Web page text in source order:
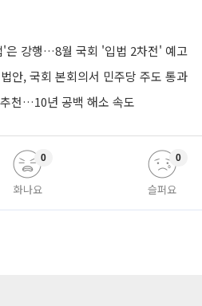
은 강행…8월 국회 '입법 2차전' 예고
안, 국회 본회의서 민주당 주도 통과
천…10년 공백 해소 속도
화나요
0
슬퍼요
0